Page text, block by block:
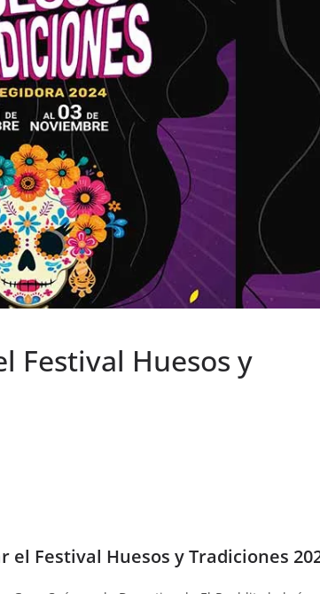
Festival Huesos y
Festival Huesos y Tradiciones